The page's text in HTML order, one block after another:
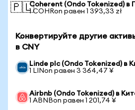
🇵🇱Coherent (Ondo Tokenized) в
1 COHRon равен 1 393,33 zł
Конвертируйте другие
в CNY
Linde plc (Ondo Tokenized) в
1 LINon равен 3 364,47 ¥
Airbnb (Ondo Tokenized) в
1 ABNBon равен 1 201,74 ¥